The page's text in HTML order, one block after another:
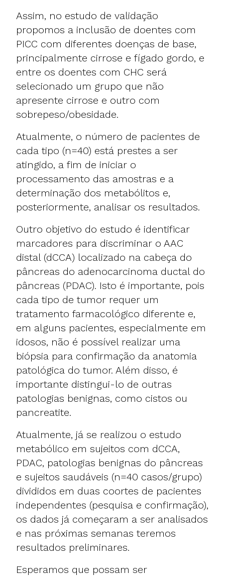
Assim, no estudo de validação
propomos a inclusão de doentes com
PICC com diferentes doenças de base,
principalmente cirrose e fígado gordo, e
entre os doentes com CHC será
selecionado um grupo que não
apresente cirrose e outro com
sobrepeso/obesidade.
Atualmente, o número de pacientes de
cada tipo (n=40) está prestes a ser
atingido, a fim de iniciar o
processamento das amostras e a
determinação dos metabólitos e,
posteriormente, analisar os resultados.
Outro objetivo do estudo é identificar
marcadores para discriminar o AAC
distal (dCCA) localizado na cabeça do
pâncreas do adenocarcinoma ductal do
pâncreas (PDAC). Isto é importante, pois
cada tipo de tumor requer um
tratamento farmacológico diferente e,
em alguns pacientes, especialmente em
idosos, não é possível realizar uma
biópsia para confirmação da anatomia
patológica do tumor. Além disso, é
importante distingui-lo de outras
patologias benignas, como cistos ou
pancreatite.
Atualmente, já se realizou o estudo
metabólico em sujeitos com dCCA,
PDAC, patologias benignas do pâncreas
e sujeitos saudáveis (n=40 casos/grupo)
divididos em duas coortes de pacientes
independentes (pesquisa e confirmação),
os dados já começaram a ser analisados
e nas próximas semanas teremos
resultados preliminares.
Esperamos que possam ser